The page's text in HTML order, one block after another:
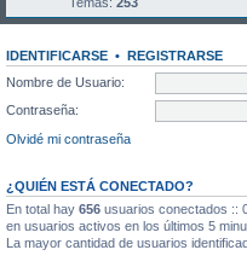
IDENTIFICARSE • REGISTRARSE
Nombre de Usuario:
Contraseña:
Olvidé mi contraseña
¿QUIÉN ESTÁ CONECTADO?
En total hay 656 usuarios conectados ::
en usuarios activos en los últimos 5
La mayor cantidad de usuarios